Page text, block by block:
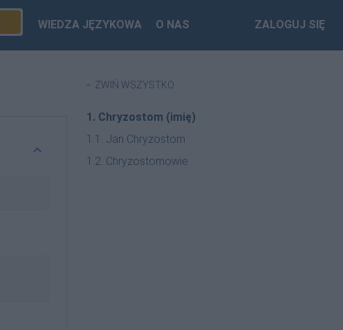
WIEDZA JĘZYKOWA O NAS ZALOGUJ SIĘ
ZWIŃ WSZYSTKO
1. Chryzostom (imię)
1.1. Jan Chryzostom
1.2. Chryzostomowie